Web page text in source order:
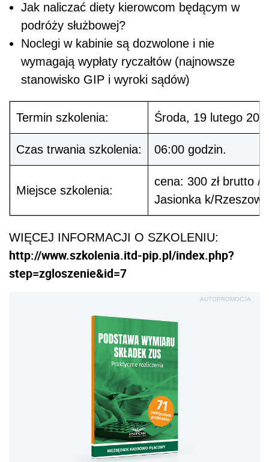
Jak naliczać diety kierowcom będącym w
podróży służbowej?
Noclegi w kabinie są dozwolone i nie
wymagają wypłaty ryczałtów (najnowsze
stanowisko GIP i wyroki sądów)
Termin szkolenia: Środa, 19 lutego
Czas trwania szkolenia: 06:00 godzin.
Miejsce szkolenia:
cena: 300 zł brutto /
Jasionka k/
WIĘCEJ INFORMACJI O SZKOLENIU:
http://www.szkolenia.itd-pip.pl/index.php?
step=zgloszenie&id=7
AUTOPROMOCJA